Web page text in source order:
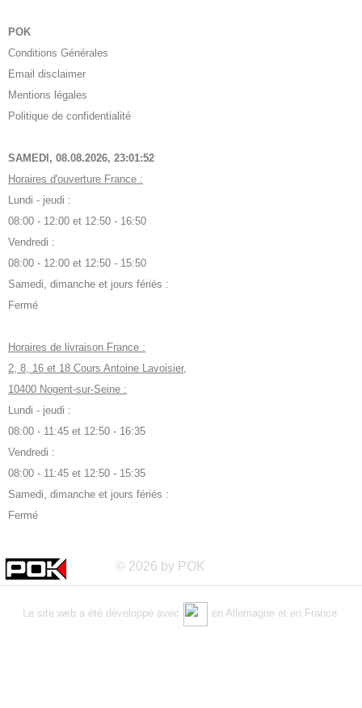
POK
Conditions Générales
Email disclaimer
Mentions légales
Politique de confidentialité
SAMEDI, 08.08.2026, 23:01:53
Horaires d'ouverture France :
Lundi - jeudi :
08:00 - 12:00 et 12:50 - 16:50
Vendredi :
08:00 - 12:00 et 12:50 - 15:50
Samedi, dimanche et jours fériés :
Fermé
Horaires de livraison France :
2, 8, 16 et 18 Cours Antoine Lavoisier,
10400 Nogent-sur-Seine :
Lundi - jeudi :
08:00 - 11:45 et 12:50 - 16:35
Vendredi :
08:00 - 11:45 et 12:50 - 15:35
Samedi, dimanche et jours fériés :
Fermé
© 2026 by POK
Le site web a été développé avec en Allemagne et en France.